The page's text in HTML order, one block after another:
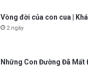
Vòng đời của con cua |
2 ngày
Những Con Đường Đã Mất